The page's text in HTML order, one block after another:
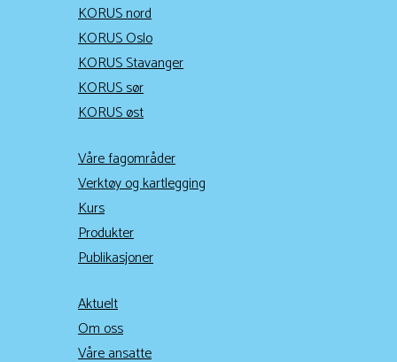
KORUS nord
KORUS Oslo
KORUS Stavanger
KORUS sør
KORUS øst
Våre fagområder
Verktøy og kartlegging
Kurs
Produkter
Publikasjoner
Aktuelt
Om oss
Våre ansatte